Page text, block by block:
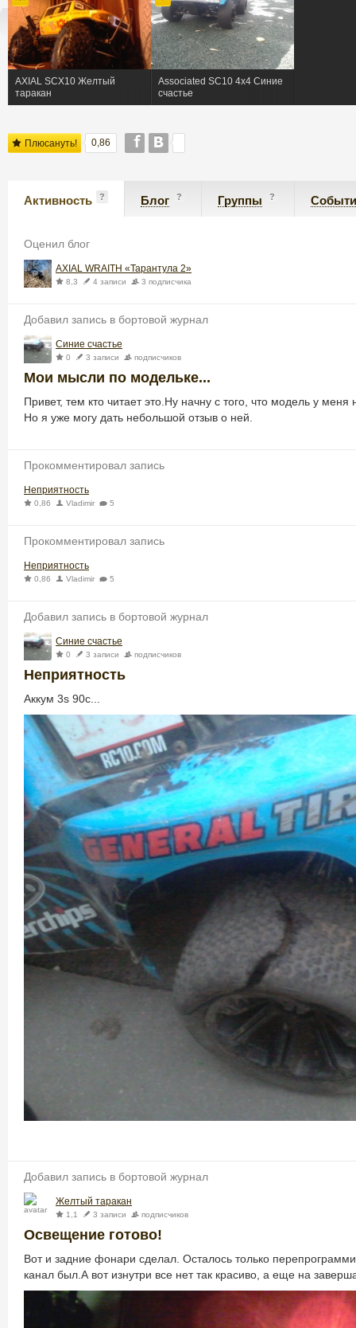
AXIAL SCX10 Желтый
таракан
Associated SC10 4x4 Синие
счастье
Плюсануть! 0,86
Активность ? Блог ? Группы ?
Оценил блог
AXIAL WRAITH «Тарантула 2»
8,3 4 записи 3 подписчика
Добавил запись в бортовой журнал
Синие счастье
0 3 записи подписчиков
Мои мысли по модельке...
Привет, тем кто читает это.Ну начну с того, что модель у меня
Но я уже могу дать небольшой отзыв о ней.
Прокомментировал запись
Неприятность
0,86 Vladimir 5
Прокомментировал запись
Неприятность
0,86 Vladimir 5
Добавил запись в бортовой журнал
Синие счастье
0 3 записи подписчиков
Неприятность
Аккум 3s 90c...
Добавил запись в бортовой журнал
Желтый таракан
1,1 3 записи подписчиков
Освещение готово!
Вот и задние фонари сделал. Осталось только
канал был. А вот изнутри все нет так красиво, а еще на